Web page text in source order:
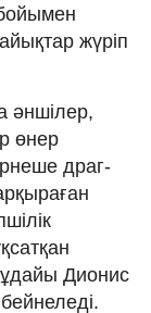
жүріп
әншілер,
өнер
драг-
Дионис